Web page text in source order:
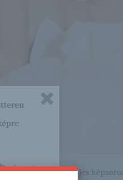
a lánynak a teljes